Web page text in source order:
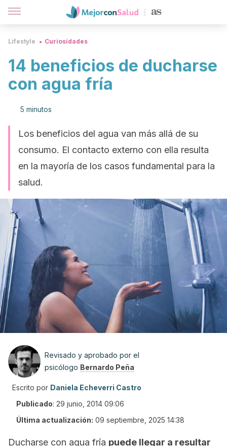
Lifestyle Curiosidades
14 beneficios de ducharse
con agua fría
5 minutos
Los beneficios del agua van más allá de su
consumo. El contacto externo con ella resulta
en la mayoría de los casos fundamental para la
salud.
Revisado y aprobado por el
psicólogo Bernardo Peña
Escrito por Daniela Echeverri Castro
Publicado: 29 junio, 2014 09:06
Última actualización: 09 septiembre, 2025 14:38
Ducharse con agua fría puede llegar a resultar